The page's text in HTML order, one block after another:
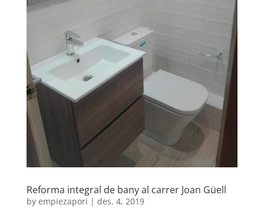
Reforma integral de bany al carrer Joan Güell
by empiezapori | des. 4, 2019